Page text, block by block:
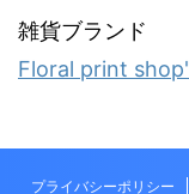
雑貨ブランド
Floral print
プライバシーポリシー